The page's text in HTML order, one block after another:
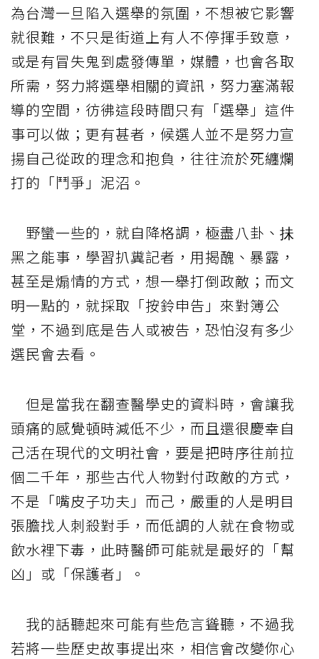
為台灣一旦陷入選舉的氛圍，不想被它影響
就很難，不只是街道上有人不停揮手致意，
或是有冒失鬼到處發傳單，媒體，也會各取
所需，努力將選舉相關的資訊，努力塞滿報
導的空間，彷彿這段時間只有「選舉」這件
事可以做；更有甚者，候選人並不是努力宣
揚自己從政的理念和抱負，往往流於死纏爛
打的「鬥爭」泥沼。
野蠻一些的，就自降格調，極盡八卦、抺
黑之能事，學習扒糞記者，用揭醜、暴露，
甚至是煽情的方式，想一舉打倒政敵；而文
明一點的，就採取「按鈴申告」來對簿公
堂，不過到底是告人或被告，恐怕沒有多少
選民會去看。
但是當我在翻查醫學史的資料時，會讓我
頭痛的感覺頓時減低不少，而且還很慶幸自
己活在現代的文明社會，要是把時序往前拉
個二千年，那些古代人物對付政敵的方式，
不是「嘴皮子功夫」而己，嚴重的人是明目
張膽找人刺殺對手，而低調的人就在食物或
飲水裡下毒，此時醫師可能就是最好的「幫
凶」或「保護者」。
我的話聽起來可能有些危言聳聽，不過我
若將一些歷史故事提出來，相信會改變你心